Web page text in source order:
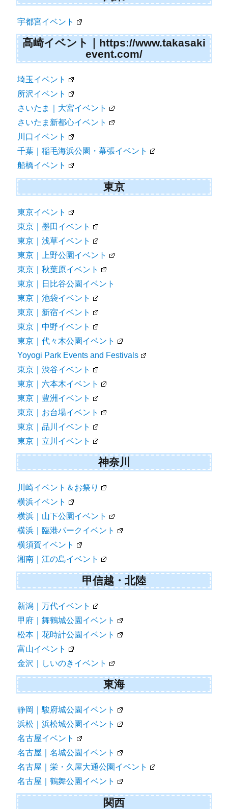
宇都宮イベント
高崎イベント｜https://www.takasaki
event.com/
埼玉イベント
所沢イベント
さいたま｜大宮イベント
さいたま新都心イベント
川口イベント
千葉｜稲毛海浜公園・幕張イベント
船橋イベント
東京
東京イベント
東京｜墨田イベント
東京｜浅草イベント
東京｜上野公園イベント
東京｜秋葉原イベント
東京｜日比谷公園イベント
東京｜池袋イベント
東京｜新宿イベント
東京｜中野イベント
東京｜代々木公園イベント
Yoyogi Park Events and Festivals
東京｜渋谷イベント
東京｜六本木イベント
東京｜豊洲イベント
東京｜お台場イベント
東京｜品川イベント
東京｜立川イベント
神奈川
川崎イベント＆お祭り
横浜イベント
横浜｜山下公園イベント
横浜｜臨港パークイベント
横須賀イベント
湘南｜江の島イベント
甲信越・北陸
新潟｜万代イベント
甲府｜舞鶴城公園イベント
松本｜花時計公園イベント
富山イベント
金沢｜しいのきイベント
東海
静岡｜駿府城公園イベント
浜松｜浜松城公園イベント
名古屋イベント
名古屋｜名城公園イベント
名古屋｜栄・久屋大通公園イベント
名古屋｜鶴舞公園イベント
関西